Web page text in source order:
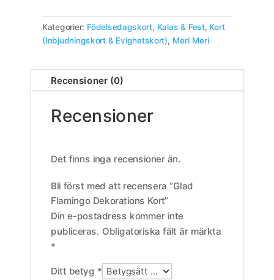
Kategorier: Födelsedagskort, Kalas & Fest, Kort
(Inbjudningskort & Evighetskort), Meri Meri
Recensioner (0)
Recensioner
Det finns inga recensioner än.
Bli först med att recensera ”Glad
Flamingo Dekorations Kort”
Din e-postadress kommer inte
publiceras. Obligatoriska fält är märkta
*
Ditt betyg *